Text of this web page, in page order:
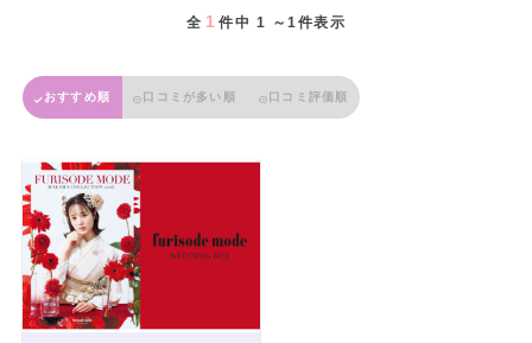
全 1 件中 1 ～1件表示
おすすめ順 口コミが多い順 口コミ評価順